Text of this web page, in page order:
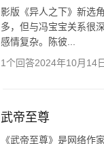
影版《异人之下》新选
多，但与冯宝宝关系很
感情复杂。陈彼...
1个回答2024年10月14
武帝至尊
《武帝至尊》是网络作